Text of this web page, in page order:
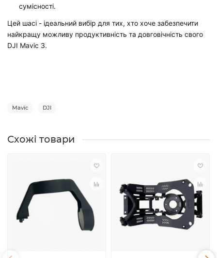
сумісності.
Цей шасі - ідеальний вибір для тих, хто хоче забезпечити
найкращу можливу продуктивність та довговічність свого
DJI Mavic 3.
Mavic DJI
Схожі товари